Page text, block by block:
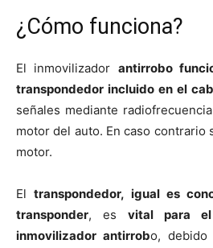
¿Cómo funciona?
El inmovilizador antirrobo
transpondedor incluido en el
señales mediante
motor del auto. En caso contrario
motor.
Eltranspondedor, igual es
transponder, es vital para el
inmovilizador antirrobo,